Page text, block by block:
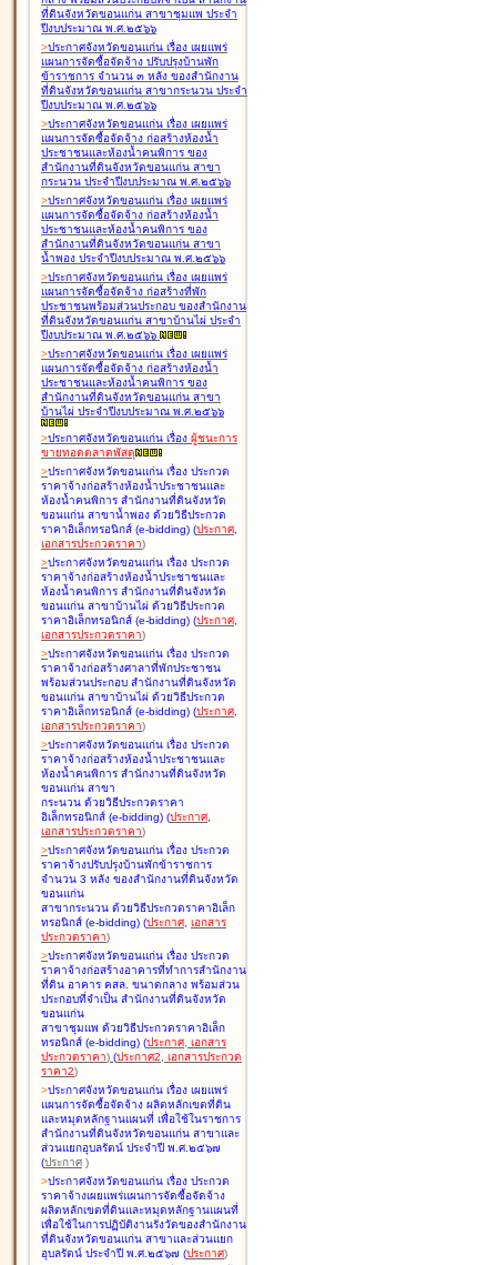
ที่ดินจังหวัดขอนแก่น สาขาชุมแพ ประจำ
ปีงบประมาณ พ.ศ.๒๕๖๖
>ประกาศจังหวัดขอนแก่น เรื่อง เผยแพร่
แผนการจัดซื้อจัดจ้าง ปรับปรุงบ้านพัก
ข้าราชการ จำนวน ๓ หลัง ของสำนักงาน
ที่ดินจังหวัดขอนแก่น สาขากระนวน ประจำ
ปีงบประมาณ พ.ศ.๒๕๖๖
>ประกาศจังหวัดขอนแก่น เรื่อง เผยแพร่
แผนการจัดซื้อจัดจ้าง ก่อสร้างห้องน้ำ
ประชาชนและห้องน้ำคนพิการ ของ
สำนักงานที่ดินจังหวัดขอนแก่น สาขา
กระนวน ประจำปีงบประมาณ พ.ศ.๒๕๖๖
>ประกาศจังหวัดขอนแก่น เรื่อง เผยแพร่
แผนการจัดซื้อจัดจ้าง ก่อสร้างห้องน้ำ
ประชาชนและห้องน้ำคนพิการ ของ
สำนักงานที่ดินจังหวัดขอนแก่น สาขา
น้ำพอง ประจำปีงบประมาณ พ.ศ.๒๕๖๖
>ประกาศจังหวัดขอนแก่น เรื่อง เผยแพร่
แผนการจัดซื้อจัดจ้าง ก่อสร้างที่พัก
ประชาชนพร้อมส่วนประกอบ ของสำนักงาน
ที่ดินจังหวัดขอนแก่น สาขาบ้านไผ่ ประจำ
ปีงบประมาณ พ.ศ.๒๕๖๖
>ประกาศจังหวัดขอนแก่น เรื่อง เผยแพร่
แผนการจัดซื้อจัดจ้าง ก่อสร้างห้องน้ำ
ประชาชนและห้องน้ำคนพิการ ของ
สำนักงานที่ดินจังหวัดขอนแก่น สาขา
บ้านไผ่ ประจำปีงบประมาณ พ.ศ.๒๕๖๖
>ประกาศจังหวัดขอนแก่น เรื่อง ผู้ชนะการ
ขายทอดตลาดพัสดุ
>ประกาศจังหวัดขอนแก่น เรื่อง ประกวด
ราคาจ้างก่อสร้างห้องน้ำประชาชนและ
ห้องน้ำคนพิการ สำนักงานที่ดินจังหวัด
ขอนแก่น สาขาน้ำพอง ด้วยวิธีประกวด
ราคาอิเล็กทรอนิกส์ (e-bidding) (ประกาศ,
เอกสารประกวดราคา)
>ประกาศจังหวัดขอนแก่น เรื่อง ประกวด
ราคาจ้างก่อสร้างห้องน้ำประชาชนและ
ห้องน้ำคนพิการ สำนักงานที่ดินจังหวัด
ขอนแก่น สาขาบ้านไผ่ ด้วยวิธีประกวด
ราคาอิเล็กทรอนิกส์ (e-bidding) (ประกาศ,
เอกสารประกวดราคา)
>ประกาศจังหวัดขอนแก่น เรื่อง ประกวด
ราคาจ้างก่อสร้างศาลาที่พักประชาชน
พร้อมส่วนประกอบ สำนักงานที่ดินจังหวัด
ขอนแก่น สาขาบ้านไผ่ ด้วยวิธีประกวด
ราคาอิเล็กทรอนิกส์ (e-bidding) (ประกาศ,
เอกสารประกวดราคา)
>ประกาศจังหวัดขอนแก่น เรื่อง ประกวด
ราคาจ้างก่อสร้างห้องน้ำประชาชนและ
ห้องน้ำคนพิการ สำนักงานที่ดินจังหวัด
ขอนแก่น สาขา
กระนวน ด้วยวิธีประกวดราคา
อิเล็กทรอนิกส์ (e-bidding) (ประกาศ,
เอกสารประกวดราคา)
>ประกาศจังหวัดขอนแก่น เรื่อง ประกวด
ราคาจ้างปรับปรุงบ้านพักข้าราชการ
จำนวน 3 หลัง ของสำนักงานที่ดินจังหวัด
ขอนแก่น
สาขากระนวน ด้วยวิธีประกวดราคาอิเล็ก
ทรอนิกส์ (e-bidding) (ประกาศ, เอกสาร
ประกวดราคา)
>ประกาศจังหวัดขอนแก่น เรื่อง ประกวด
ราคาจ้างก่อสร้างอาคารที่ทำการสำนักงาน
ที่ดิน อาคาร คสล. ขนาดกลาง พร้อมส่วน
ประกอบที่จำเป็น สำนักงานที่ดินจังหวัด
ขอนแก่น
สาขาชุมแพ ด้วยวิธีประกวดราคาอิเล็ก
ทรอนิกส์ (e-bidding) (ประกาศ, เอกสาร
ประกวดราคา) (ประกาศ2, เอกสารประกวด
ราคา2)
>ประกาศจังหวัดขอนแก่น เรื่อง เผยแพร่
แผนการจัดซื้อจัดจ้าง ผลิตหลักเขตที่ดิน
และหมุดหลักฐานแผนที่ เพื่อใช้ในราชการ
สำนักงานที่ดินจังหวัดขอนแก่น สาขาและ
ส่วนแยกอุบลรัตน์ ประจำปี พ.ศ.๒๕๖๗
(ประกาศ )
>ประกาศจังหวัดขอนแก่น เรื่อง ประกวด
ราคาจ้างเผยแพร่แผนการจัดซื้อจัดจ้าง
ผลิตหลักเขตที่ดินและหมุดหลักฐานแผนที่
เพื่อใช้ในการปฏิบัติงานรังวัดของสำนักงาน
ที่ดินจังหวัดขอนแก่น สาขาและส่วนแยก
อุบลรัตน์ ประจำปี พ.ศ.๒๕๖๗ (ประกาศ)